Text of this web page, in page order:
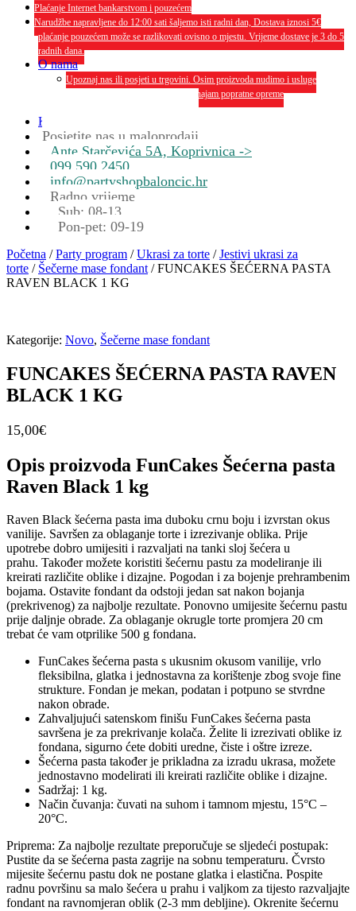
Plaćanje Internet bankarstvom i pouzećem
Narudžbe napravljene do 12:00 sati šaljemo isti radni dan, Dostava iznosi 5€
plaćanje pouzećem može se razlikovati ovisno o mjestu. Vrijeme dostave je 3 do 5
radnih dana.
O nama
Upoznaj nas ili posjeti u trgovini. Osim proizvoda nudimo i usluge
dekoriranja interijera i eksterija te najam popratne opreme
Kontakt
Posjetite nas u maloprodaji
Ante Starčevića 5A, Koprivnica ->
099 590 2450
info@partyshopbaloncic.hr
Radno vrijeme
Sub: 08-13
Pon-pet: 09-19
Početna /Party program /Ukrasi za torte /Jestivi ukrasi za
torte / Šečerne mase fondant / FUNCAKES ŠEĆERNA PASTA
RAVEN BLACK 1 KG
Kategorije: Novo, Šečerne mase fondant
FUNCAKES ŠEĆERNA PASTA RAVEN
BLACK 1 KG
15,00€
Opis proizvoda FunCakes Šećerna pasta
Raven Black 1 kg
Raven Black šećerna pasta ima duboku crnu boju i izvrstan okus
vanilije. Savršen za oblaganje torte i izrezivanje oblika. Prije
upotrebe dobro umijesiti i razvaljati na tanki sloj šećera u
prahu. Također možete koristiti šećernu pastu za modeliranje ili
kreirati različite oblike i dizajne. Pogodan i za bojenje prehrambenim
bojama. Ostavite fondant da odstoji jedan sat nakon bojanja
(prekrivenog) za najbolje rezultate. Ponovno umijesite šećernu pastu
prije daljnje obrade. Za oblaganje okrugle torte promjera 20 cm
trebat će vam otprilike 500 g fondana.
FunCakes šećerna pasta s ukusnim okusom vanilije, vrlo
fleksibilna, glatka i jednostavna za korištenje zbog svoje fine
strukture. Fondan je mekan, podatan i potpuno se stvrdne
nakon obrade.
Zahvaljujući satenskom finišu FunCakes šećerna pasta
savršena je za prekrivanje kolača. Želite li izrezivati ​​oblike iz
fondana, sigurno ćete dobiti uredne, čiste i oštre izreze.
Šećerna pasta također je prikladna za izradu ukrasa, možete
jednostavno modelirati ili kreirati različite oblike i dizajne.
Sadržaj: 1 kg.
Način čuvanja: čuvati na suhom i tamnom mjestu, 15°C –
20°C.
Priprema: Za najbolje rezultate preporučuje se sljedeći postupak:
Pustite da se šećerna pasta zagrije na sobnu temperaturu. Čvrsto
mijesite šećernu pastu dok ne postane glatka i elastična. Pospite
radnu površinu sa malo šećera u prahu i valjkom za tijesto razvaljajte
fondant na ravnomjeran oblik (2-3 mm debljine). Okrenite šećernu